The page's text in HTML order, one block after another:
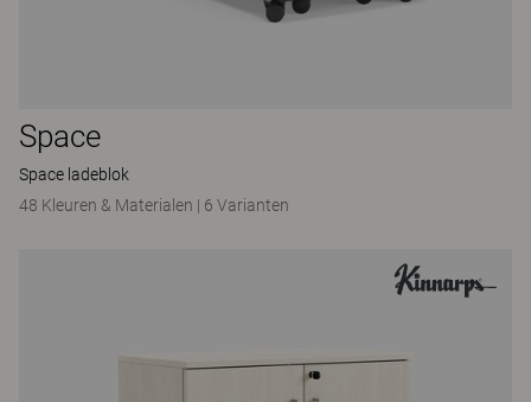
Space
Space ladeblok
48 Kleuren & Materialen | 6 Varianten